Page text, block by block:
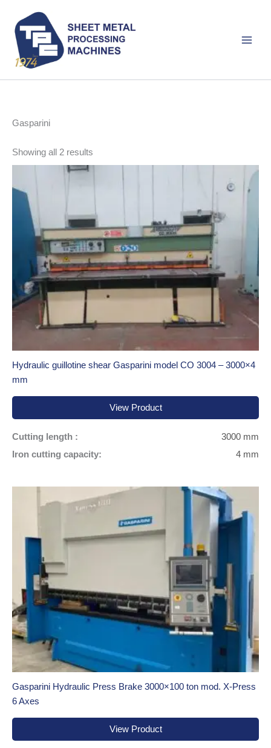
content
Gasparini
Showing all 2 results
Hydraulic guillotine shear Gasparini model CO 3004 – 3000×4
mm
View Product
Cutting length :
3000 mm
Iron cutting capacity:
4 mm
Gasparini Hydraulic Press Brake 3000×100 ton mod. X-Press
6 Axes
View Product